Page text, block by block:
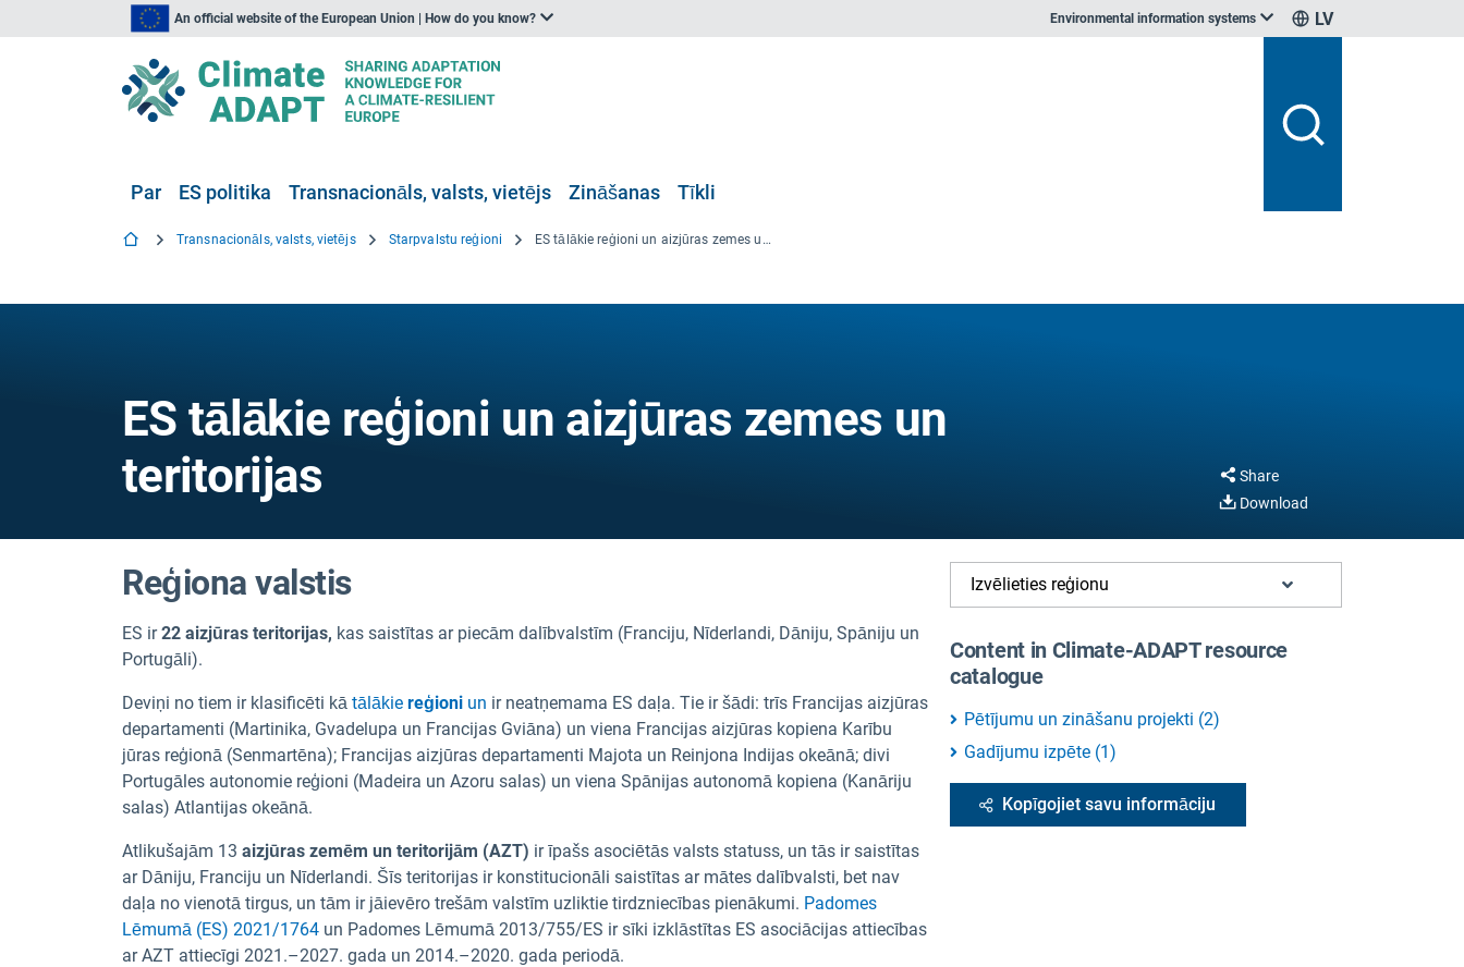
An official website of the European Union | How do you know? Environmental information systems LV
Par ES politika Transnacionāls, valsts, vietējs Zināšanas Tīkli
Transnacionāls, valsts, vietējs Starpvalstu reģioni ES tālākie reģioni un aizjūras zemes un teritorijas
ES tālākie reģioni un aizjūras zemes un
teritorijas
Share
Download
Reģiona valstis
ES ir22 aizjūras teritorijas, kas saistītas ar piecām dalībvalstīm (Franciju, Nīderlandi, Dāniju, Spāniju un
Portugāli).
Deviņi no tiem ir klasificēti kā tālākie reģioni un ir neatņemama ES daļa. Tie ir šādi: trīs Francijas aizjūras
departamenti (Martinika, Gvadelupa un Francijas Gviāna) un viena Francijas aizjūras kopiena Karību
jūras reģionā (Senmartēna); Francijas aizjūras departamenti Majota un Reinjona Indijas okeānā; divi
Portugāles autonomie reģioni (Madeira un Azoru salas) un viena Spānijas autonomā kopiena (Kanāriju
salas) Atlantijas okeānā.
Atlikušajām 13 aizjūras zemēm un teritorijām (AZT) ir īpašs asociētās valsts statuss, un tās ir saistītas
ar Dāniju, Franciju un Nīderlandi. Šīs teritorijas ir konstitucionāli saistītas ar mātes dalībvalsti, bet nav
daļa no vienotā tirgus, un tām ir jāievēro trešām valstīm uzliktie tirdzniecības pienākumi. Padomes
Lēmumā (ES) 2021/1764 un Padomes Lēmumā 2013/755/ES ir sīki izklāstītas ES asociācijas attiecības
ar AZT attiecīgi 2021.–2027. gada un 2014.–2020. gada periodā.
Izvēlieties reģionu
Content in Climate-ADAPT resource
catalogue
Pētījumu un zināšanu projekti (2)
Gadījumu izpēte (1 )
Kopīgojiet savu informāciju